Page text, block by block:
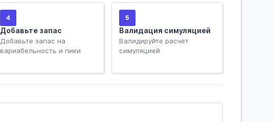
4
Добавьте запас
Добавьте запас на
вариабельность и пики
5
Валидация симуляцией
Валидируйте расчёт
симуляцией